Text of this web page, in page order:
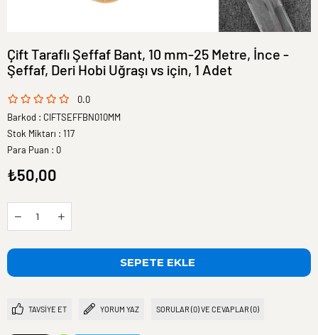
Çift Taraflı Şeffaf Bant, 10 mm-25 Metre, İnce -
Şeffaf, Deri Hobi Uğraşı vs için, 1 Adet
0.0
Barkod : CIFTSEFFBN010MM
Stok Miktarı : 117
Para Puan : 0
₺50,00
TAVSIYE ET YORUM YAZ SORULAR (0) VE CEVAPLAR (0)